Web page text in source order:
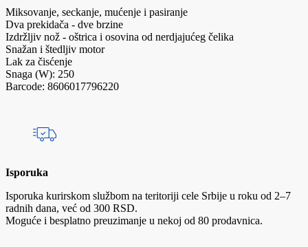
Miksovanje, seckanje, mućenje i pasiranje
Dva prekidača - dve brzine
Izdržljiv nož - oštrica i osovina od nerdjajućeg čelika
Snažan i štedljiv motor
Lak za čisćenje
Snaga (W): 250
Barcode: 8606017796220
Isporuka
Isporuka kurirskom službom na teritoriji cele Srbije u roku od 2–7
radnih dana, već od 300 RSD.
Moguće i besplatno preuzimanje u nekoj od 80 prodavnica.